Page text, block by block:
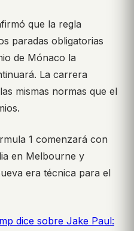
que la regla
paradas obligatorias
de Mónaco la
La carrera
mismas normas que el
1 comenzará con
en Melbourne y
era técnica para el
dice sobre Jake Paul: